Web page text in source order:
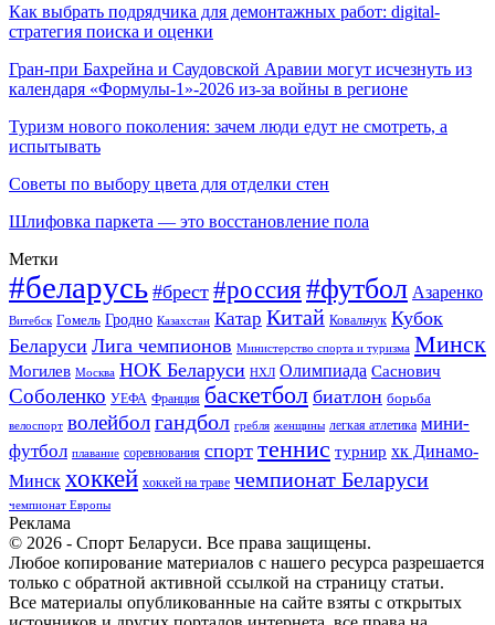
Как выбрать подрядчика для демонтажных работ: digital-
стратегия поиска и оценки
Гран-при Бахрейна и Саудовской Аравии могут исчезнуть из
календаря «Формулы-1»-2026 из-за войны в регионе
Туризм нового поколения: зачем люди едут не смотреть, а
испытывать
Советы по выбору цвета для отделки стен
Шлифовка паркета — это восстановление пола
Метки
#беларусь #брест #россия#футбол Азаренко
Витебск Гомель Гродно Казахстан Катар Китай Ковальчук Кубок
Беларуси Лига чемпионов Министерство спорта и туризма Минск
Могилев Москва НОК Беларуси НХЛ Олимпиада Саснович
Соболенко УЕФА Франция баскетбол биатлон борьба
велоспорт волейболгандбол гребля женщины легкая атлетика мини-
футбол плавание соревнования спорт теннис турнир хк Динамо-
Минск хоккей хоккей на траве чемпионат Беларуси
чемпионат Европы
Реклама
© 2026 - Спорт Беларуси. Все права защищены.
Любое копирование материалов с нашего ресурса разрешается
только с обратной активной ссылкой на страницу статьи.
Все материалы опубликованные на сайте взяты с открытых